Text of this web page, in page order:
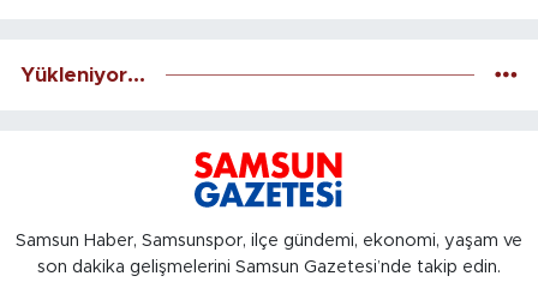
Yükleniyor...
Samsun Haber, Samsunspor, ilçe gündemi, ekonomi, yaşam ve
son dakika gelişmelerini Samsun Gazetesi’nde takip edin.